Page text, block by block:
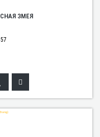
ЗМЕЯ